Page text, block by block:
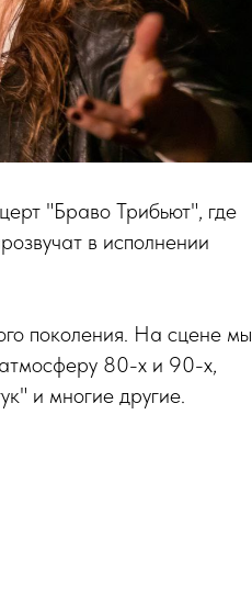
"Браво Трибьют", где
в исполнении
поколения. На сцене мы
атмосферу 80-х и 90-х,
и многие другие.